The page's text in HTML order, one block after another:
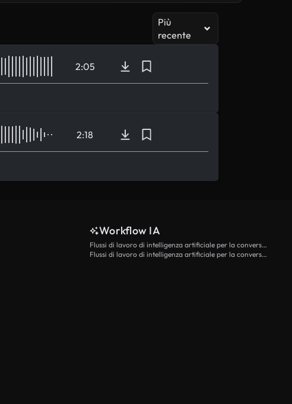
Più
recente
2:05
2:18
Workflow IA
Flussi di lavoro di intelligenza artificiale per la conversione da testo a video
Flussi di lavoro di intelligenza artificiale per la conversione di immagini in video